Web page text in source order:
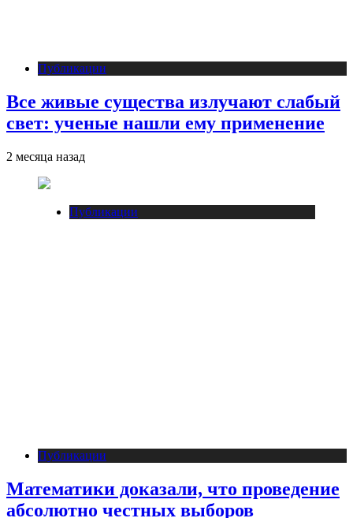
Публикации
Все живые существа излучают слабый
свет: ученые нашли ему применение
2 месяца назад
Публикации
Публикации
Математики доказали, что проведение
абсолютно честных выборов